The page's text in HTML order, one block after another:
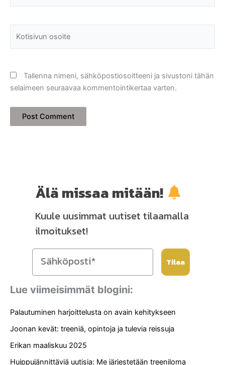
osoite
Tallenna nimeni, sähköpostiosoitteeni ja sivustoni tähän
selaimeen seuraavaa kommentointikertaa varten.
Älä missaa mitään!
Kuule uusimmat uutiset tilaamalla
ilmoitukset!
Tilaa
Lue viimeisimmät blogini:
Palautuminen harjoittelusta on avain kehitykseen
Joonan kevät: treeniä, opintoja ja tulevia reissuja
Erikan maaliskuu 2025
Huippujännittäviä uutisia: Me järjestetään treeniloma